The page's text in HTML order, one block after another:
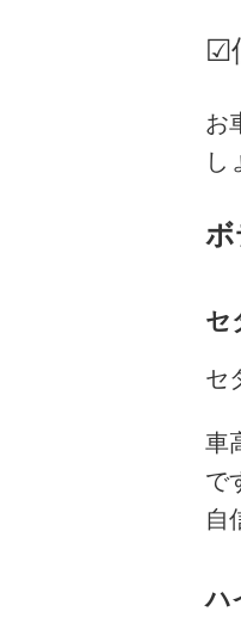
☑
お
し
セ
セ
車
で
自
ハ